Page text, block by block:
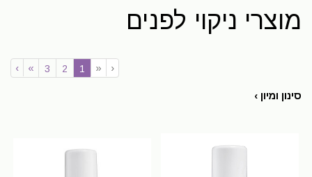
מוצרי ניקוי לפנים
‹
«
1
2
3
»
›
סינון ומיון ›